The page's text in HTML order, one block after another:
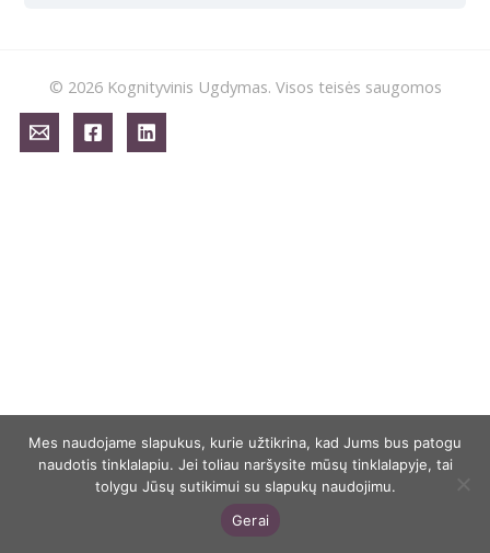
© 2026 Kognityvinis Ugdymas. Visos teisės saugomos
Mes naudojame slapukus, kurie užtikrina, kad Jums bus patogu
naudotis tinklalapiu. Jei toliau naršysite mūsų tinklalapyje, tai
tolygu Jūsų sutikimui su slapukų naudojimu.
Gerai